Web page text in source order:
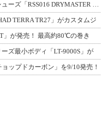
アールエスタイチの新ライディングシューズ「RSS016 DRYMASTER スト
TERRA TR27」がカスタムジ
」が発売！ 最高約80℃の巻き
ズ最小ボディ「LT-9000S」が
ップドカーボン」を9/10発売！